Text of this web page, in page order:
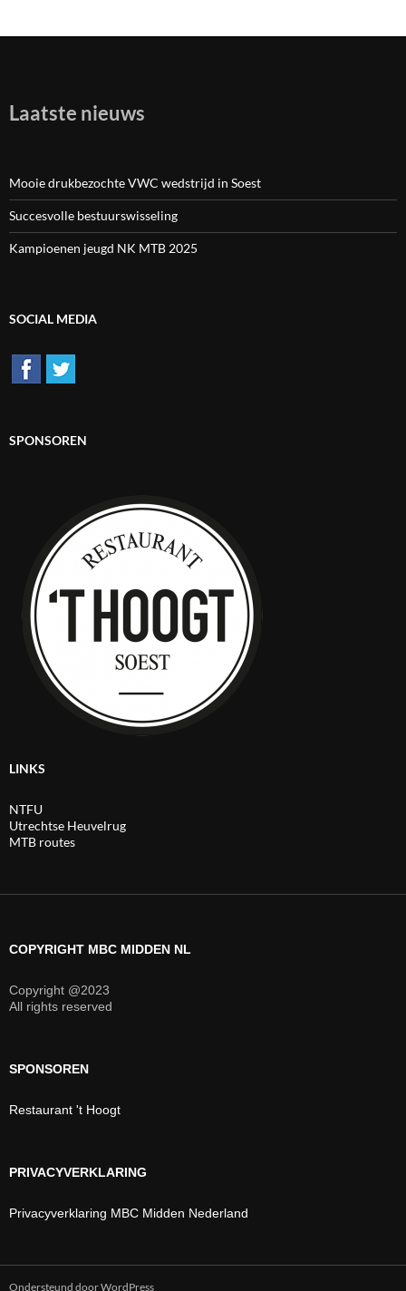
Laatste nieuws
Mooie drukbezochte VWC wedstrijd in Soest
Succesvolle bestuurswisseling
Kampioenen jeugd NK MTB 2025
SOCIAL MEDIA
SPONSOREN
LINKS
NTFU
Utrechtse Heuvelrug
MTB routes
COPYRIGHT MBC MIDDEN NL
Copyright @2023
All rights reserved
SPONSOREN
Restaurant 't Hoogt
PRIVACYVERKLARING
Privacyverklaring MBC Midden Nederland
Ondersteund door WordPress